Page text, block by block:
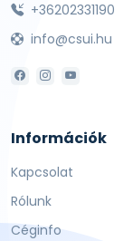
+36202331190
info@csui.hu
Információk
Kapcsolat
Rólunk
Céginfo